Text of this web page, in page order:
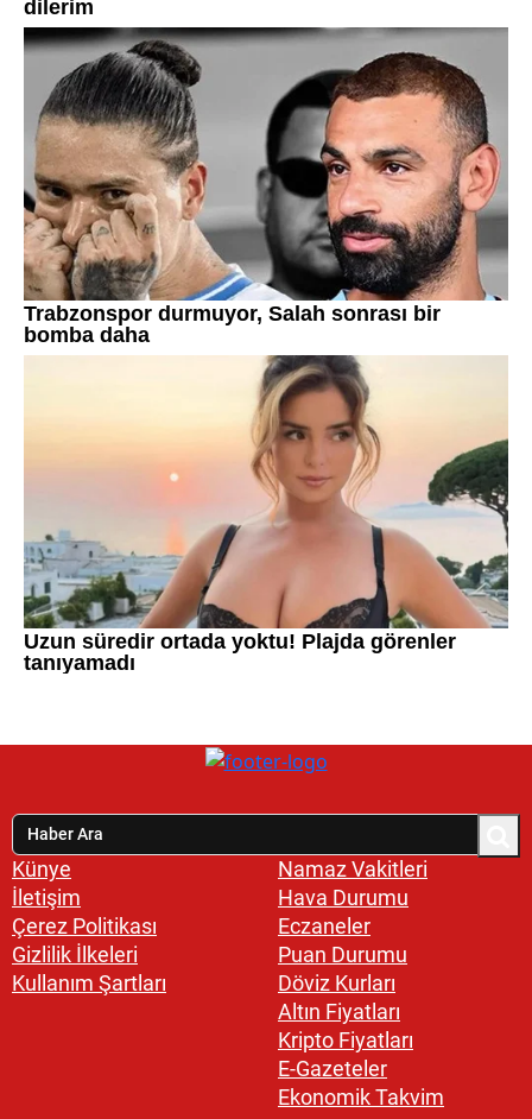
Künye
İletişim
Çerez Politikası
Gizlilik İlkeleri
Kullanım Şartları
Namaz Vakitleri
Hava Durumu
Eczaneler
Puan Durumu
Döviz Kurları
Altın Fiyatları
Kripto Fiyatları
E-Gazeteler
Ekonomik Takvim